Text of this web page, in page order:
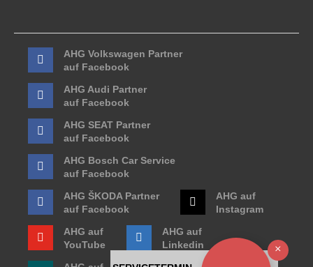
AHG Volkswagen Partner
auf Facebook
AHG Audi Partner
auf Facebook
AHG SEAT Partner
auf Facebook
AHG Bosch Car Service
auf Facebook
AHG ŠKODA Partner
auf Facebook
AHG auf
Instagram
AHG auf
YouTube
AHG auf
Linkedin